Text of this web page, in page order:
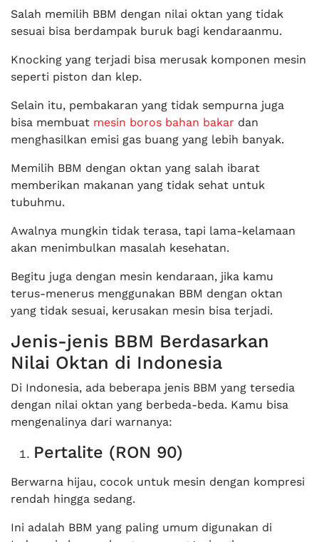
Salah memilih BBM dengan nilai oktan yang tidak
sesuai bisa berdampak buruk bagi kendaraanmu.
Knocking yang terjadi bisa merusak komponen mesin
seperti piston dan klep.
Selain itu, pembakaran yang tidak sempurna juga
bisa membuat mesin boros bahan bakar dan
menghasilkan emisi gas buang yang lebih banyak.
Memilih BBM dengan oktan yang salah ibarat
memberikan makanan yang tidak sehat untuk
tubuhmu.
Awalnya mungkin tidak terasa, tapi lama-kelamaan
akan menimbulkan masalah kesehatan.
Begitu juga dengan mesin kendaraan, jika kamu
terus-menerus menggunakan BBM dengan oktan
yang tidak sesuai, kerusakan mesin bisa terjadi.
Jenis-jenis BBM Berdasarkan
Nilai Oktan di Indonesia
Di Indonesia, ada beberapa jenis BBM yang tersedia
dengan nilai oktan yang berbeda-beda. Kamu bisa
mengenalinya dari warnanya:
Pertalite (RON 90)
Berwarna hijau, cocok untuk mesin dengan kompresi
rendah hingga sedang.
Ini adalah BBM yang paling umum digunakan di